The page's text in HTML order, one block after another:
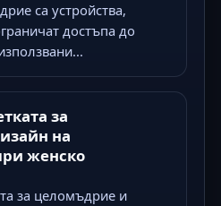
са устройства,
достъпа до
за
на
женско
за целомъдрие и